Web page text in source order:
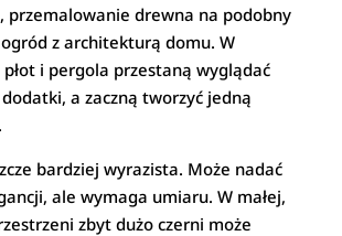
przemalowanie drewna na podobny
ogród z architekturą domu. W
i pergola przestaną wyglądać
a zaczną tworzyć jedną
bardziej wyrazista. Może nadać
ale wymaga umiaru. W małej,
zbyt dużo czerni może